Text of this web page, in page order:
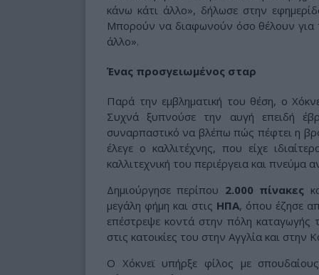
κάνω κάτι άλλο», δήλωσε στην
Μπορούν να διαφωνούν όσο θέλουν για
άλλο».
Ένας προσγειωμένος σταρ
Παρά την εμβληματική του θέση, ο
Συχνά ξυπνούσε την αυγή επειδή
συναρπαστικό να βλέπω πώς πέφτει η
έλεγε ο καλλιτέχνης, που είχε
καλλιτεχνική του περιέργεια και πνεύμα
Δημιούργησε περίπου 2.000 πίνακες
μεγάλη φήμη και στις ΗΠΑ, όπου έζησε
επέστρεψε κοντά στην πόλη καταγωγής
στις κατοικίες του στην Αγγλία και στην
Ο Χόκνεϊ υπήρξε φίλος με